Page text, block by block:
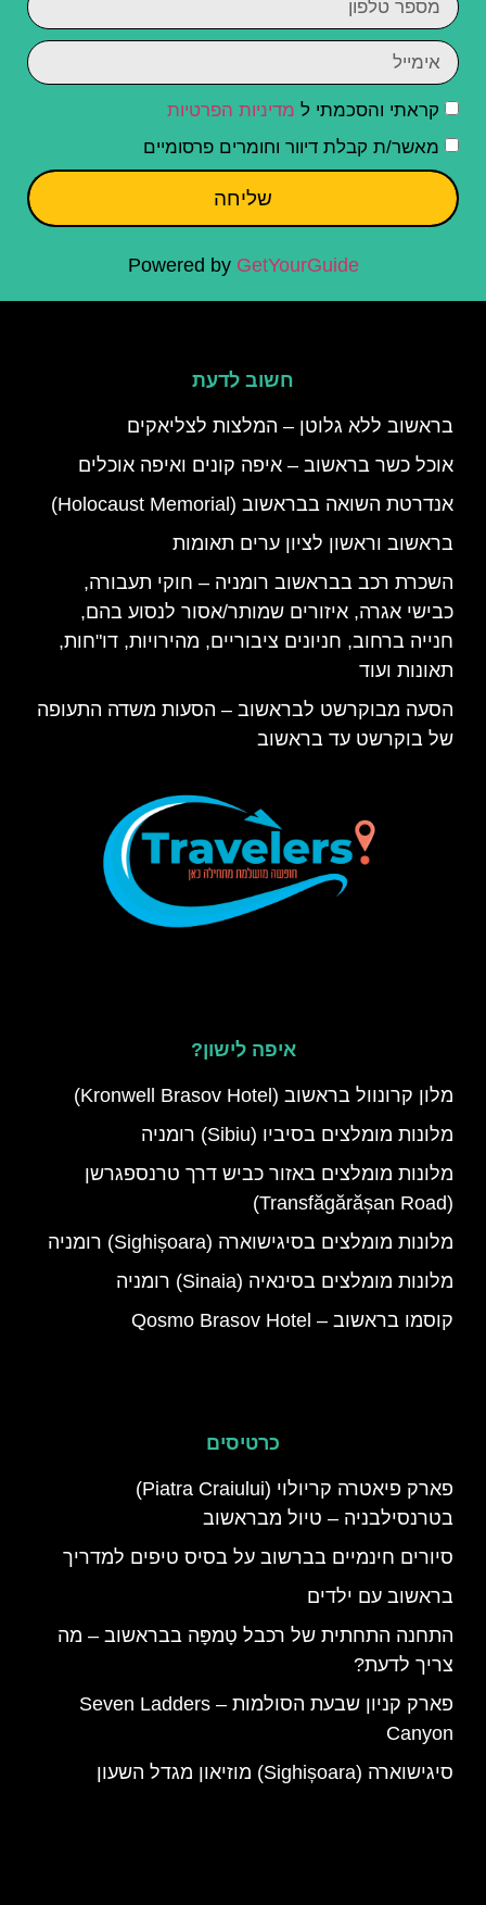
קראתי והסכמתי ל מדיניות הפרטיות
מאשר/ת קבלת דיוור וחומרים פרסומיים
שליחה
Powered by GetYourGuide
חשוב לדעת
בראשוב ללא גלוטן – המלצות לצליאקים
אוכל כשר בראשוב – איפה קונים ואיפה אוכלים
אנדרטת השואה בבראשוב (Holocaust Memorial)
בראשוב וראשון לציון ערים תאומות
השכרת רכב בבראשוב רומניה – חוקי תעבורה,
כבישי אגרה, איזורים שמותר/אסור לנסוע בהם,
חנייה ברחוב, חניונים ציבוריים, מהירויות, דו"חות,
תאונות ועוד
הסעה מבוקרשט לבראשוב – הסעות משדה התעופה
של בוקרשט עד בראשוב
איפה לישון?
מלון קרונוול בראשוב (Kronwell Brasov Hotel)
מלונות מומלצים בסיביו (Sibiu) רומניה
מלונות מומלצים באזור כביש דרך טרנספגרשן
(Transfăgărășan Road)
מלונות מומלצים בסיגישוארה (Sighișoara) רומניה
מלונות מומלצים בסינאיה (Sinaia) רומניה
קוסמו בראשוב – Qosmo Brasov Hotel
כרטיסים
פארק פיאטרה קריולוי (Piatra Craiului)
בטרנסילבניה – טיול מבראשוב
סיורים חינמיים בברשוב על בסיס טיפים למדריך
בראשוב עם ילדים
התחנה התחתית של רכבל טָמפָּה בבראשוב – מה
צריך לדעת?
פארק קניון שבעת הסולמות – Seven Ladders
Canyon
סיגישוארה (Sighișoara) מוזיאון מגדל השעון